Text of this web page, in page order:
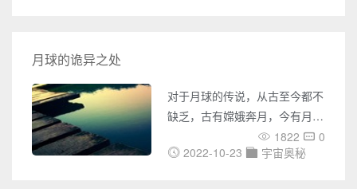
时，奇闻网还收集了大量未解之
谜的
烛，每一步前进都照亮了前方更
广阔的未知领域。起源之谜：从
虚无到万物的壮丽史诗关于宇宙
如何诞生，大爆炸理论为我们描
月球的诡异之处
对于月球的传说，从古至今都不
缺乏，古有嫦娥奔月，今有月球
中空说，在现在科技发达的今
天，对于月球神秘之处的探索，
1822
0
2022-10-23
宇宙奥秘